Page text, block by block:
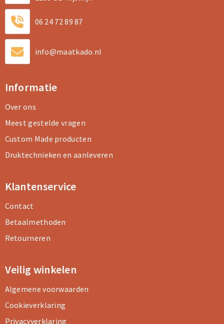
06 24 72 89 87
info@maatkado.nl
Informatie
Over ons
Meest gestelde vragen
Custom Made producten
Druktechnieken en aanleveren
Klantenservice
Contact
Betaalmethoden
Retourneren
Veilig winkelen
Algemene voorwaarden
Cookieverklaring
Privacyverklaring